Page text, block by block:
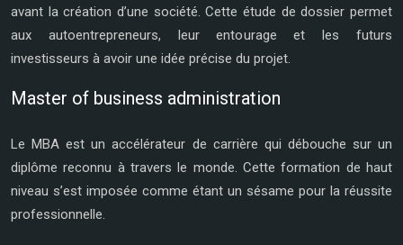
avant la création d’une société. Cette étude de dossier permet
aux autoentrepreneurs, leur entourage et les futurs
investisseurs à avoir une idée précise du projet.
Master of business administration
Le MBA est un accélérateur de carrière qui débouche sur un
diplôme reconnu à travers le monde. Cette formation de haut
niveau s’est imposée comme étant un sésame pour la réussite
professionnelle.